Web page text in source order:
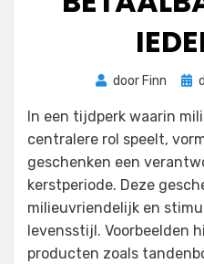
door Finn
In een tijdperk waarin
centralere rol speelt,
geschenken een
kerstperiode. Deze
milieuvriendelijk en
levensstijl. Voorbeelden
producten zoals